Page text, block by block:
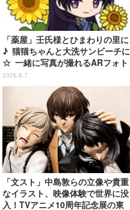
「薬屋」壬氏様とひまわりの里に
♪ 猫猫ちゃんと大洗サンビーチに
☆ 一緒に写真が撮れるARフォト
スポット企画「猫猫・壬氏と夏巡
り」開催【茨城県】
2026.8.7
「文スト」中島敦らの立像や貴重
なイラスト、映像体験で世界に没
入！TVアニメ10周年記念展の東